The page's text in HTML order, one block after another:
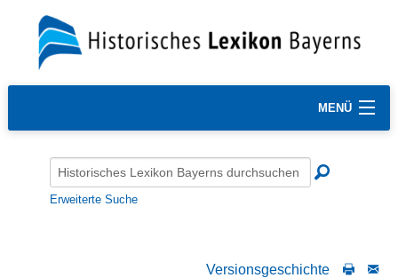
MENÜ
Erweiterte Suche
Versionsgeschichte